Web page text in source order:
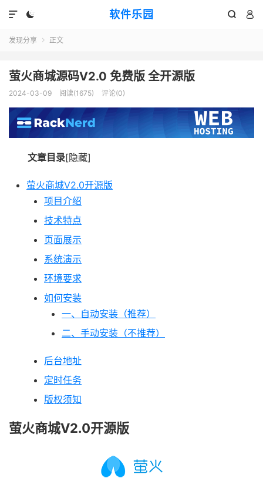
软件乐园 
 

发现分享  正文
萤火商城源码V2.0 免费版 全开源版
2024-03-09 阅读(1675) 评论(0)
文章目录[隐藏]
萤火商城V2.0开源版
项目介绍
技术特点
页面展示
系统演示
环境要求
如何安装
一、自动安装（推荐）
二、手动安装（不推荐）
后台地址
定时任务
版权须知
萤火商城V2.0开源版